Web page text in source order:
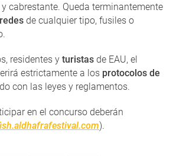
y cabrestante. Queda terminantemente
redes de cualquier tipo, fusiles o
residentes y turistas de EAU, el
estrictamente a los protocolos de
con las leyes y reglamentos.
en el concurso deberán
).